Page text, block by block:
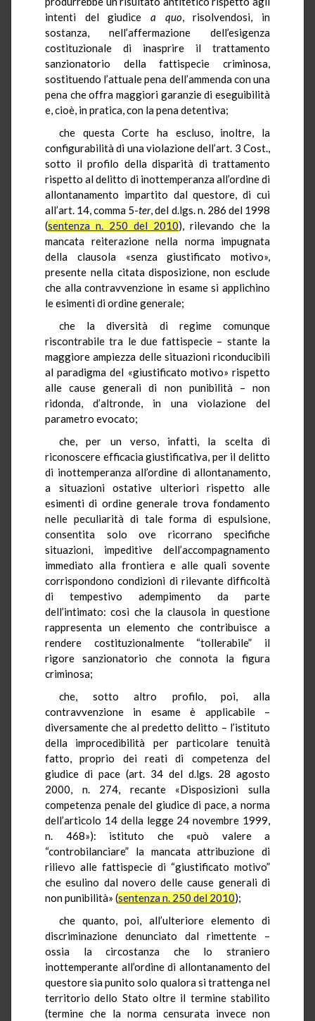
intenti del giudice a quo, risolvendosi, in
sostanza, nell’affermazione dell’esigenza
costituzionale di inasprire il trattamento
sanzionatorio della fattispecie criminosa,
sostituendo l’attuale pena dell’ammenda con una
pena che offra maggiori garanzie di eseguibilità
e, cioè, in pratica, con la pena detentiva;
che questa Corte ha escluso, inoltre, la
configurabilità di una violazione dell’art. 3 Cost.,
sotto il profilo della disparità di trattamento
rispetto al delitto di inottemperanza all’ordine di
allontanamento impartito dal questore, di cui
all’art. 14, comma 5-ter, del d.lgs. n. 286 del 1998
(sentenza n. 250 del 2010), rilevando che la
mancata reiterazione nella norma impugnata
della clausola «senza giustificato motivo»,
presente nella citata disposizione, non esclude
che alla contravvenzione in esame si applichino
le esimenti di ordine generale;
che la diversità di regime comunque
riscontrabile tra le due fattispecie – stante la
maggiore ampiezza delle situazioni riconducibili
al paradigma del «giustificato motivo» rispetto
alle cause generali di non punibilità – non
ridonda, d’altronde, in una violazione del
parametro evocato;
che, per un verso, infatti, la scelta di
riconoscere efficacia giustificativa, per il delitto
di inottemperanza all’ordine di allontanamento,
a situazioni ostative ulteriori rispetto alle
esimenti di ordine generale trova fondamento
nelle peculiarità di tale forma di espulsione,
consentita solo ove ricorrano specifiche
situazioni, impeditive dell’accompagnamento
immediato alla frontiera e alle quali sovente
corrispondono condizioni di rilevante difficoltà
di tempestivo adempimento da parte
dell’intimato: così che la clausola in questione
rappresenta un elemento che contribuisce a
rendere costituzionalmente “tollerabile” il
rigore sanzionatorio che connota la figura
criminosa;
che, sotto altro profilo, poi, alla
contravvenzione in esame è applicabile –
diversamente che al predetto delitto – l’istituto
della improcedibilità per particolare tenuità
fatto, proprio dei reati di competenza del
giudice di pace (art. 34 del d.lgs. 28 agosto
2000, n. 274, recante «Disposizioni sulla
competenza penale del giudice di pace, a norma
dell’articolo 14 della legge 24 novembre 1999,
n. 468»): istituto che «può valere a
“controbilanciare” la mancata attribuzione di
rilievo alle fattispecie di “giustificato motivo”
che esulino dal novero delle cause generali di
non punibilità» (sentenza n. 250 del 2010);
che quanto, poi, all’ulteriore elemento di
discriminazione denunciato dal rimettente –
ossia la circostanza che lo straniero
inottemperante all’ordine di allontanamento del
questore sia punito solo qualora si trattenga nel
territorio dello Stato oltre il termine stabilito
(termine che la norma censurata invece non